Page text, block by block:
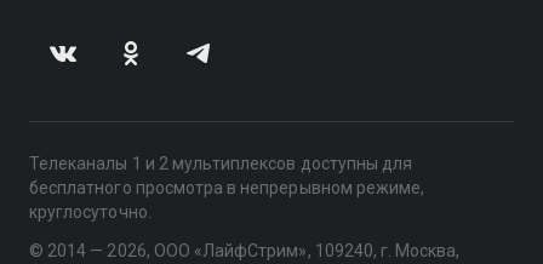
Телеканалы 1 и 2 мультиплексов доступны для
бесплатного просмотра в непрерывном режиме,
круглосуточно.
© 2014 — 2026, ООО «ЛайфСтрим», 109240, г. Москва,